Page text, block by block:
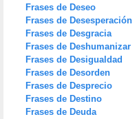
Frases de Deseo
Frases de Desesperación
Frases de Desgracia
Frases de Deshumanizar
Frases de Desigualdad
Frases de Desorden
Frases de Desprecio
Frases de Destino
Frases de Deuda